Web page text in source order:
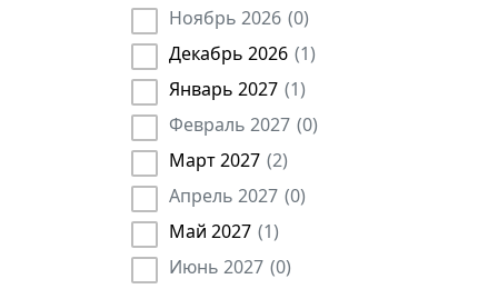
Медики
124)
Рабочие
26)
Агроном
Арбитражный управляющий
Брокер (45)
Главная медсестра
Директор (3457)
Ноябрь 2026 (0)
Декабрь 2026 (1)
Январь 2027 (1)
Февраль 2027 (0)
Март 2027 (2)
Апрель 2027 (0)
Май 2027 (1)
Июнь 2027 (0)